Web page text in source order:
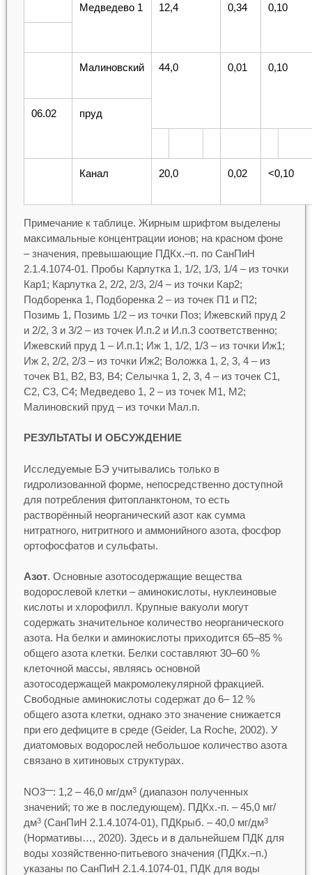
Медведево 1 12,4 0,34 0,10
Малиновский 44,0 0,01 0,10
06.02 пруд
Канал 20,0 0,02 <0,10
Примечание к таблице. Жирным шрифтом выделены
максимальные концентрации ионов; на красном фоне
– значения, превышающие ПДКх.–п. по СанПиН
2.1.4.1074-01. Пробы Карлутка 1, 1/2, 1/3, 1/4 – из точки
Кар1; Карлутка 2, 2/2, 2/3, 2/4 – из точки Кар2;
Подборенка 1, Подборенка 2 – из точек П1 и П2;
Позимь 1, Позимь 1/2 – из точки Поз; Ижевский пруд 2
и 2/2, 3 и 3/2 – из точек И.п.2 и И.п.3 соответственно;
Ижевский пруд 1 – И.п.1; Иж 1, 1/2, 1/3 – из точки Иж1;
Иж 2, 2/2, 2/3 – из точки Иж2; Воложка 1, 2, 3, 4 – из
точек В1, В2, В3, В4; Селычка 1, 2, 3, 4 – из точек С1,
С2, С3, С4; Медведево 1, 2 – из точек М1, М2;
Малиновский пруд – из точки Мал.п.
РЕЗУЛЬТАТЫ И ОБСУЖДЕНИЕ
Исследуемые БЭ учитывались только в
гидролизованной форме, непосредственно доступной
для потребления фитопланктоном, то есть
растворённый неорганический азот как сумма
нитратного, нитритного и аммонийного азота, фосфор
ортофосфатов и сульфаты.
Азот. Основные азотосодержащие вещества
водорослевой клетки – аминокислоты, нуклеиновые
кислоты и хлорофилл. Крупные вакуоли могут
содержать значительное количество неорганического
азота. На белки и аминокислоты приходится 65–85 %
общего азота клетки. Белки составляют 30–60 %
клеточной массы, являясь основной
азотосодержащей макромолекулярной фракцией.
Свободные аминокислоты содержат до 6– 12 %
общего азота клетки, однако это значение снижается
при его дефиците в среде (Geider, La Roche, 2002). У
диатомовых водорослей небольшое количество азота
связано в хитиновых структурах.
NO3—: 1,2 – 46,0 мг/дм3(диапазон полученных
значений; то же в последующем). ПДКх.-п. – 45,0 мг/
дм3(СанПиН 2.1.4.1074-01), ПДКрыб. – 40,0 мг/дм3
(Нормативы…, 2020). Здесь и в дальнейшем ПДК для
воды хозяйственно-питьевого значения (ПДКх.–п.)
указаны по СанПиН 2.1.4.1074-01, ПДК для воды